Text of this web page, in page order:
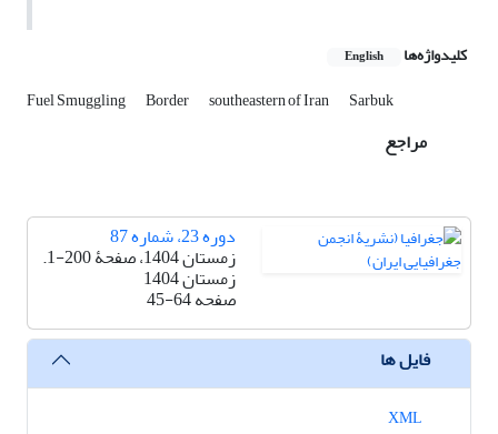
کلیدواژه‌ها English
Fuel Smuggling Border southeastern of Iran Sarbuk
مراجع
دوره 23، شماره 87
زمستان 1404، صفحۀ 200-1.
زمستان 1404
صفحه45-64
فایل ها